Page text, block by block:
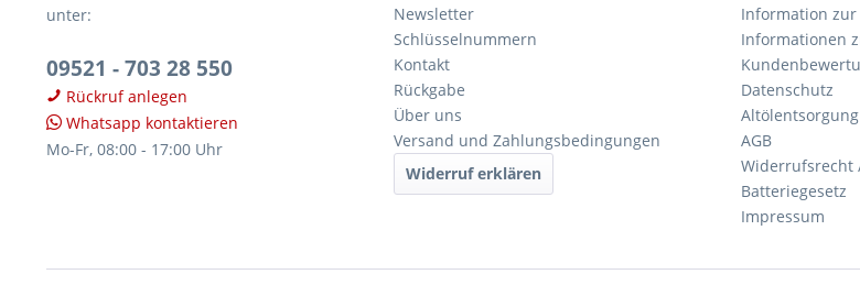
unter:
09521 - 703 28 550
Rückruf anlegen
Whatsapp kontaktieren
Mo-Fr, 08:00 - 17:00 Uhr
Newsletter
Schlüsselnummern
Kontakt
Rückgabe
Über uns
Versand und Zahlungsbedingungen
Widerruf erklären
Information
Informationen
Datenschutz
Altölentsorgung
AGB
Widerrufsrecht
Batteriegesetz
Impressum